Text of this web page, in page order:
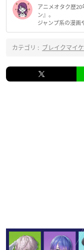
アニメオタク歴
ン』。
ジャンプ系の漫画
カテゴリ : ブレイクマイ